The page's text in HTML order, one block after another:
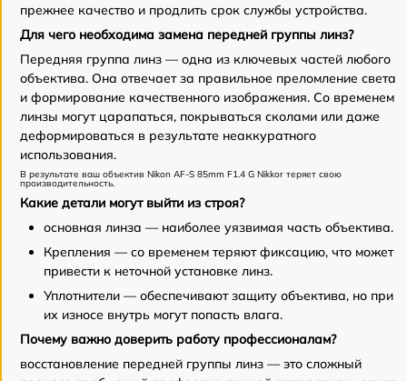
прежнее качество и продлить срок службы устройства.
Для чего необходима замена передней группы линз?
Передняя группа линз — одна из ключевых частей любого
объектива. Она отвечает за правильное преломление света
и формирование качественного изображения. Со временем
линзы могут царапаться, покрываться сколами или даже
деформироваться в результате неаккуратного
использования.
В результате ваш объектив Nikon AF-S 85mm F1.4 G Nikkor теряет свою
производительность.
Какие детали могут выйти из строя?
основная линза — наиболее уязвимая часть объектива.
Крепления — со временем теряют фиксацию, что может
привести к неточной установке линз.
Уплотнители — обеспечивают защиту объектива, но при
их износе внутрь могут попасть влага.
Почему важно доверить работу профессионалам?
восстановление передней группы линз — это сложный